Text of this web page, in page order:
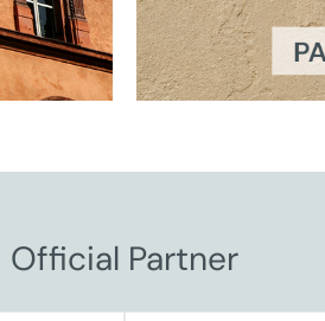
Official Partner